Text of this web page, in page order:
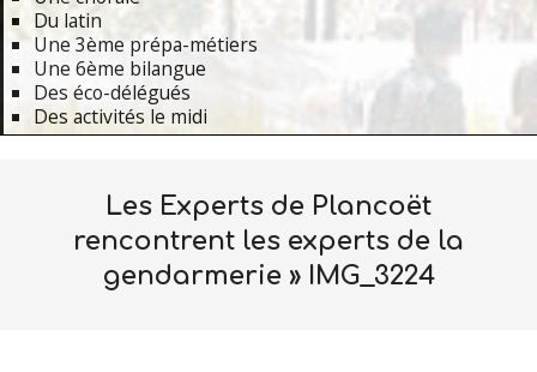
Du latin
Une 3ème prépa-métiers
Une 6ème bilangue
Des éco-délégués
Des activités le midi
Les Experts de Plancoët
rencontrent les experts de la
gendarmerie » IMG_3224